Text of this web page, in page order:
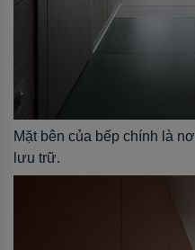
Mặt bên của bếp chính là
lưu trữ.